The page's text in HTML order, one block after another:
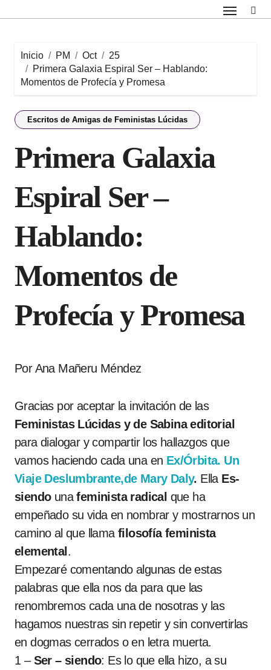
al
Inicio PM Oct
25
Primera Galaxia Espiral Ser – Hablando:
Momentos de Profecía y Promesa
Escritos de Amigas de Feministas Lúcidas
Primera Galaxia
Espiral Ser –
Hablando:
Momentos de
Profecía y Promesa
Por Ana Mañeru Méndez
Gracias por aceptar la invitación de las
Feministas Lúcidas y de Sabina editorial
para dialogar y compartir los hallazgos que
vamos haciendo cada una en Ex/Órbita. Un
Viaje Deslumbrante,de Mary Daly. Ella Es-
siendounafeminista radical que ha
empeñado su vida en nombrar y mostrarnos un
camino al que llama filosofía feminista
elemental .
Empezaré comentando algunas de estas
palabras que ella nos da para que las
renombremos cada una de nosotras y las
hagamos nuestras sin repetir y sin convertirlas
en dogmas cerrados o en letra muerta.
1 –Ser – siendo: Es lo que ella hizo, a su